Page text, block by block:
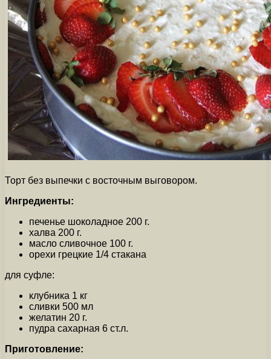
Торт без выпечки с восточным выговором.
Ингредиенты:
печенье шоколадное 200 г.
халва 200 г.
масло сливочное 100 г.
орехи грецкие 1/4 стакана
для суфле:
клубника 1 кг
сливки 500 мл
желатин 20 г.
пудра сахарная 6 ст.л.
Приготовление: